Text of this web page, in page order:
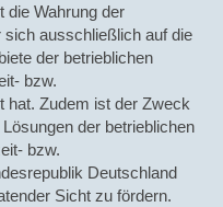
die Wahrung der
ausschließlich auf die
der betrieblichen
bzw.
hat. Zudem ist der Zweck
der betrieblichen
bzw.
Deutschland
Sicht zu fördern.